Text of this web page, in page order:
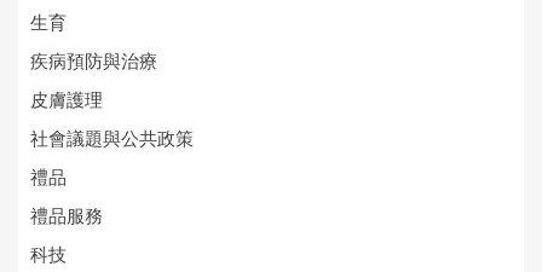
生育
疾病預防與治療
皮膚護理
社會議題與公共政策
禮品
禮品服務
科技